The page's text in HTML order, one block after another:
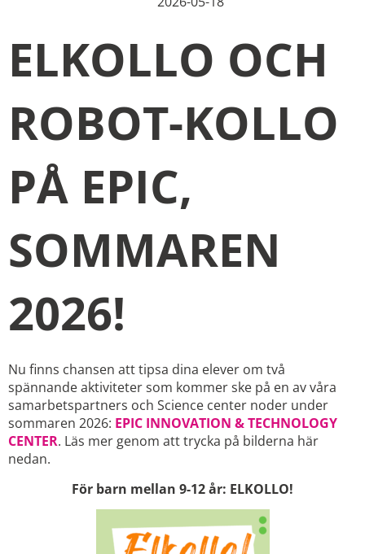
ELKOLLO OCH
ROBOT-KOLLO
PÅ EPIC,
SOMMAREN
2026!
Nu finns chansen att tipsa dina elever om två
spännande aktiviteter som kommer ske på en av våra
samarbetspartners och Science center noder under
sommaren 2026: EPIC INNOVATION & TECHNOLOGY
CENTER. Läs mer genom att trycka på bilderna här
nedan.
För barn mellan 9-12 år: ELKOLLO!